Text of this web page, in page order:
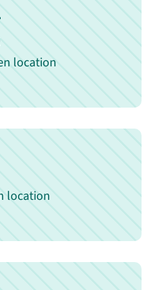
location
location